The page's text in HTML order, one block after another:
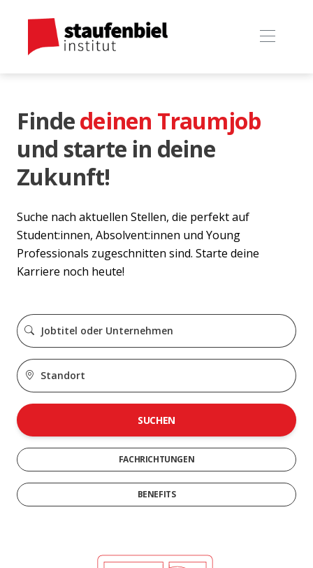
Findedeinen Traumjob
und starte in deine
Zukunft!
Suche nach aktuellen Stellen, die perfekt auf
Student:innen, Absolvent:innen und Young
Professionals zugeschnitten sind. Starte deine
Karriere noch heute!
SUCHEN
FACHRICHTUNGEN
BENEFITS